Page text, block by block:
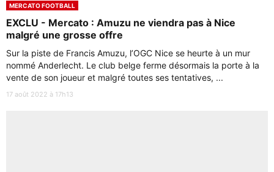
MERCATO FOOTBALL
EXCLU - Mercato : Amuzu ne viendra pas à Nice
malgré une grosse offre
Sur la piste de Francis Amuzu, l’OGC Nice se heurte à un mur
nommé Anderlecht. Le club belge ferme désormais la porte à la
vente de son joueur et malgré toutes ses tentatives, ...
17 août 2022 à 17h13